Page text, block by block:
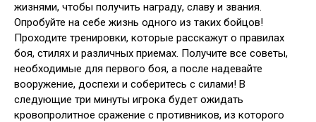
жизнями, чтобы получить награду, славу и звания.
Опробуйте на себе жизнь одного из таких бойцов!
Проходите тренировки, которые расскажут о правилах
боя, стилях и различных приемах. Получите все советы,
необходимые для первого боя, а после надевайте
вооружение, доспехи и соберитесь с силами! В
следующие три минуты игрока будет ожидать
кровопролитное сражение с противников, из которого